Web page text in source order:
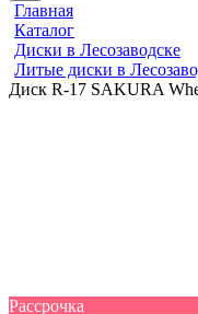
Главная
Каталог
Диски в Лесозаводске
Литые диски в
Диск R-17 SAKURA
Рассрочка